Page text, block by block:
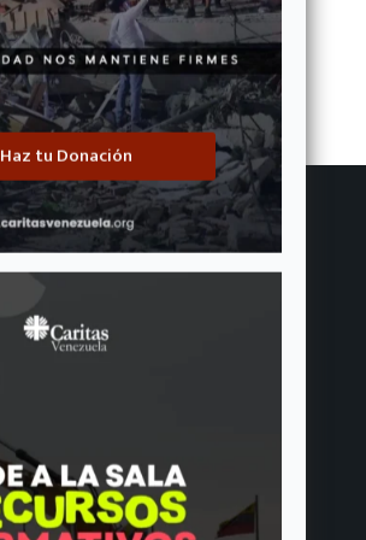
Haz tu Donación
SIGUIENTE